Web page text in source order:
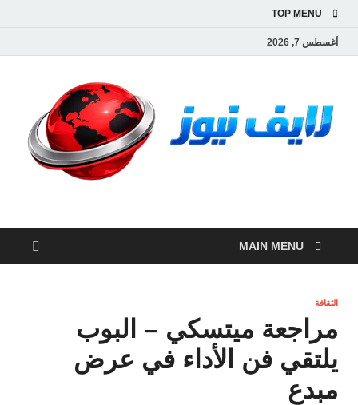
TOP MENU
أغسطس 7, 2026
لايف نيوز
MAIN MENU
الثقافة
مراجعة ميتسكي – البوب
يلتقي فن الأداء في عرض
مبدع